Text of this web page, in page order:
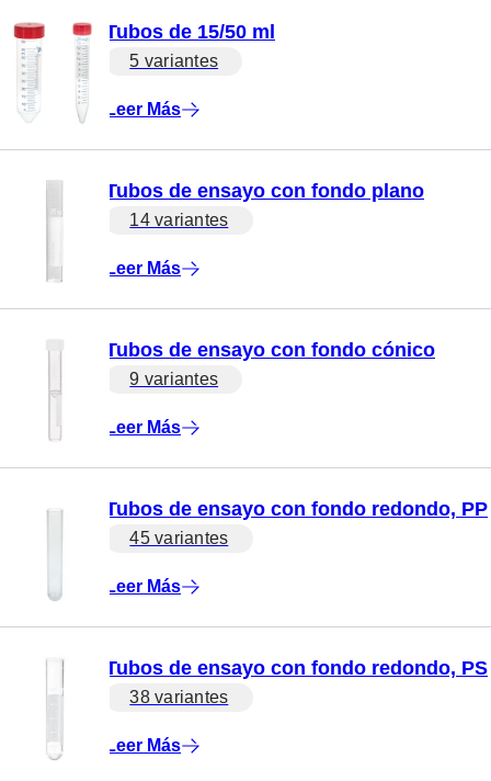
Tubos de 15/50 ml
5 variantes
Leer Más
Tubos de ensayo con fondo plano
14 variantes
Leer Más
Tubos de ensayo con fondo cónico
9 variantes
Leer Más
Tubos de ensayo con fondo redondo, PP
45 variantes
Leer Más
Tubos de ensayo con fondo redondo, PS
38 variantes
Leer Más